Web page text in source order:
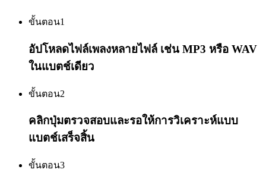
ขั้นตอน1
อัปโหลดไฟล์เพลงหลายไฟล์ เช่น MP3 หรือ WAV
ในแบตช์เดียว
ขั้นตอน2
คลิกปุ่มตรวจสอบและรอให้การวิเคราะห์แบบ
แบตช์เสร็จสิ้น
ขั้นตอน3